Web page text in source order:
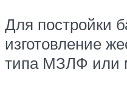
Для постройки
изготовление
типа МЗЛФ или